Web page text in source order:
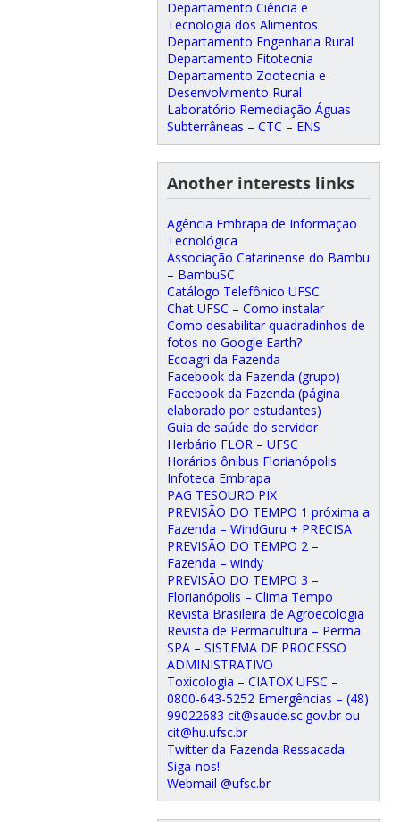
Departamento Ciência e
Tecnologia dos Alimentos
Departamento Engenharia Rural
Departamento Fitotecnia
Departamento Zootecnia e
Desenvolvimento Rural
Laboratório Remediação Águas
Subterrâneas – CTC – ENS
Another interests links
Agência Embrapa de Informação
Tecnológica
Associação Catarinense do Bambu
– BambuSC
Catálogo Telefônico UFSC
Chat UFSC – Como instalar
Como desabilitar quadradinhos de
fotos no Google Earth?
Ecoagri da Fazenda
Facebook da Fazenda (grupo)
Facebook da Fazenda (página
elaborado por estudantes)
Guia de saúde do servidor
Herbário FLOR – UFSC
Horários ônibus Florianópolis
Infoteca Embrapa
PAG TESOURO PIX
PREVISÃO DO TEMPO 1 próxima a
Fazenda – WindGuru + PRECISA
PREVISÃO DO TEMPO 2 –
Fazenda – windy
PREVISÃO DO TEMPO 3 –
Florianópolis – Clima Tempo
Revista Brasileira de Agroecologia
Revista de Permacultura – Perma
SPA – SISTEMA DE PROCESSO
ADMINISTRATIVO
Toxicologia – CIATOX UFSC –
0800-643-5252 Emergências – (48)
99022683 cit@saude.sc.gov.br ou
cit@hu.ufsc.br
Twitter da Fazenda Ressacada –
Siga-nos!
Webmail @ufsc.br